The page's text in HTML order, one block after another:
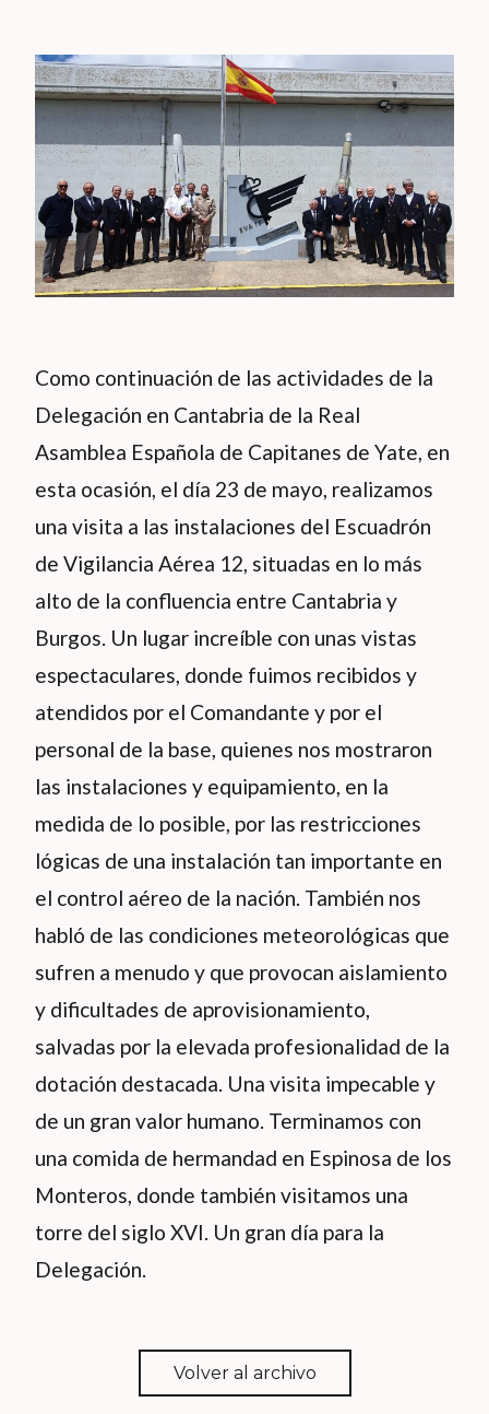
Como continuación de las actividades de la
Delegación en Cantabria de la Real
Asamblea Española de Capitanes de Yate, en
esta ocasión, el día 23 de mayo, realizamos
una visita a las instalaciones del Escuadrón
de Vigilancia Aérea 12, situadas en lo más
alto de la confluencia entre Cantabria y
Burgos. Un lugar increíble con unas vistas
espectaculares, donde fuimos recibidos y
atendidos por el Comandante y por el
personal de la base, quienes nos mostraron
las instalaciones y equipamiento, en la
medida de lo posible, por las restricciones
lógicas de una instalación tan importante en
el control aéreo de la nación. También nos
habló de las condiciones meteorológicas que
sufren a menudo y que provocan aislamiento
y dificultades de aprovisionamiento,
salvadas por la elevada profesionalidad de la
dotación destacada. Una visita impecable y
de un gran valor humano. Terminamos con
una comida de hermandad en Espinosa de los
Monteros, donde también visitamos una
torre del siglo XVI. Un gran día para la
Delegación.
Volver al archivo